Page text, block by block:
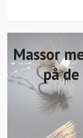
Massor
på